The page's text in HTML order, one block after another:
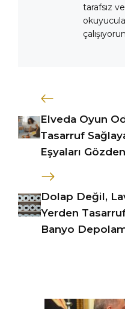
tarafsız
Elveda Oyun
Tasarruf
Eşyaları
Dolap Değil,
Yerden
Banyo